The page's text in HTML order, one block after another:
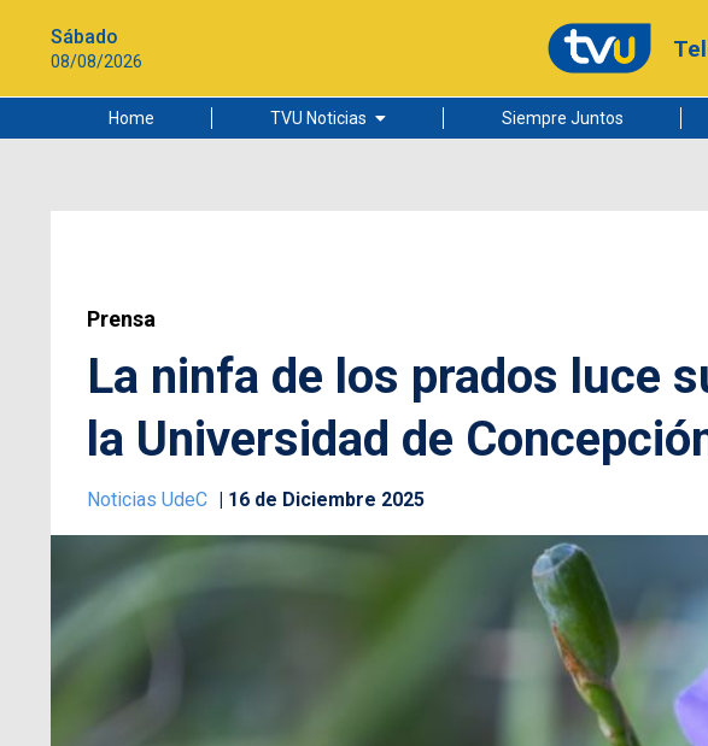
Sábado
08/08/2026
Home TVU Noticias
Ciudad
Siempre Juntos
Prensa
La ninfa de los prados luce
la Universidad de
Noticias UdeC 16 de Diciembre 2025